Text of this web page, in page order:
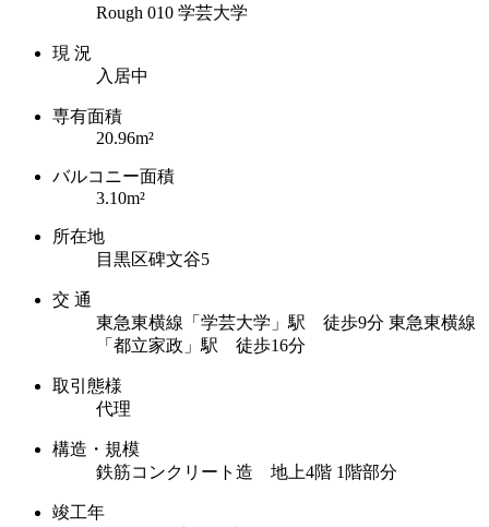
Rough 010 学芸大学
現 況
入居中
専有面積
20.96m²
バルコニー面積
3.10m²
所在地
目黒区碑文谷5
交 通
東急東横線「学芸大学」駅 徒歩9分 東急東横線
「都立家政」駅 徒歩16分
取引態様
代理
構造・規模
鉄筋コンクリート造 地上4階 1階部分
竣工年